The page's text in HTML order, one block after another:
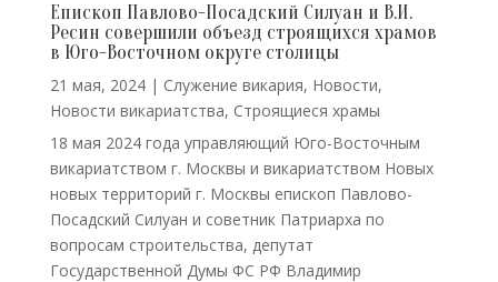
Епископ Павлово-Посадский Силуан и В.И.
Ресин совершили объезд строящихся храмов
в Юго-Восточном округе столицы
21 мая, 2024| Cлужение викария, Новости,
Новости викариатства, Строящиеся храмы
18 мая 2024 года управляющий Юго-Восточным
викариатством г. Москвы и викариатством Новых
новых территорий г. Москвы епископ Павлово-
Посадский Силуан и советник Патриарха по
вопросам строительства, депутат
Государственной Думы ФС РФ Владимир